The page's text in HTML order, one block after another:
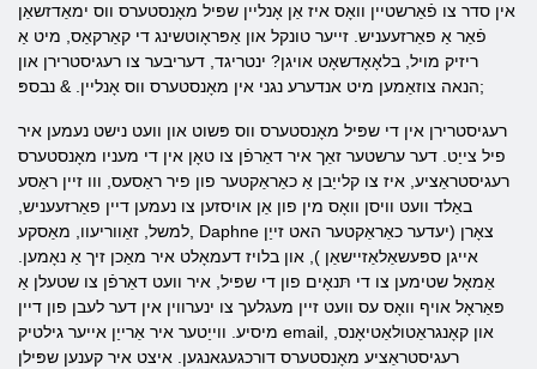
אין סדר צו פֿאַרשטיין וואָס איז אַן אָנליין שפּיל מאָנסטערס ווס ימאַדזשאַן
פֿאַר אַ פאַרזעעניש. זייער טונקל און אַפּראָוטשינג די קאַרקאַס, מיט אַ
ריזיק מויל, בלאָאָדשאָט אויגן? ינטריגד, דעריבער צו רעגיסטרירן און
הנאה צוזאַמען מיט אנדערע נגני אין מאָנסטערס ווס אָנליין. & נבספּ;
רעגיסטרירן אין די שפּיל מאָנסטערס ווס פּשוט און וועט נישט נעמען איר
פיל צייַט. דער ערשטער זאַך איר דאַרפֿן צו טאָן אין די מעניו מאָנסטערס
רעגיסטראַציע, איז צו קלייַבן אַ כאַראַקטער פון פיר ראַסעס, ווו זיין ראַסע
באַלד וועט וויסן וואָס מין פון אַן אויסזען צו נעמען דיין פאַרזעעניש,
למשל, זאַווריעוו, מאַסקע, Daphne צאָרן (יעדער כאַראַקטער האט זייַן
אייגן ספּעשאַלאַזיישאַן ), און בלויז דעמאָלט איר מאַכן זיך אַ נאָמען.
אַמאָל שטימען צו די תּנאָים פון די שפּיל, איר וועט דאַרפֿן צו שטעלן אַ
פּאַראָל אויף וואָס עס וועט זיין מעגלעך צו ינערווין אין דער לעבן פון דיין
מיסיע. ווייַטער איר אַרייַן אייער גילטיק email, און קאָנגראַטולאַטיאָנס,
רעגיסטראַציע מאָנסטערס דורכגעגאנגען. איצט איר קענען שפּילן